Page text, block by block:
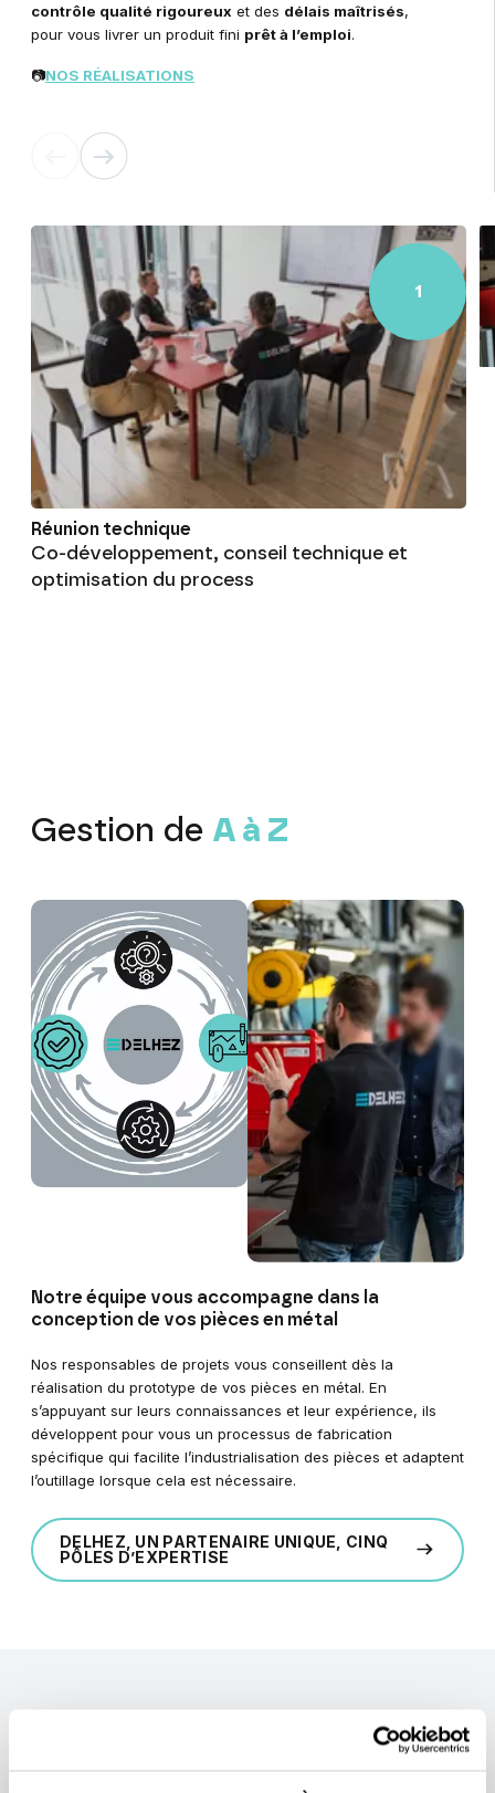
contrôle qualité rigoureux et des délais maîtrisés,
pour vous livrer un produit fini prêt à l’emploi.
📷NOS RÉALISATIONS
1
Réunion technique
Co-développement, conseil technique et
optimisation du process
Gestion de A à Z
Notre équipe vous accompagne dans la
conception de vos pièces en métal
Nos responsables de projets vous conseillent dès la
réalisation du prototype de vos pièces en métal. En
s’appuyant sur leurs connaissances et leur expérience, ils
développent pour vous un processus de fabrication
spécifique qui facilite l’industrialisation des pièces et adaptent
l’outillage lorsque cela est nécessaire.
DELHEZ, UN PARTENAIRE UNIQUE, CINQ
PÔLES D’EXPERTISE
Parc machines